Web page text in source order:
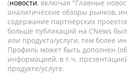
(новости, включая "Главные
аналитические обзоры рынков,
содержание партнёрских
больше публикаций на CNews
или продукта/услуги, тем более
Профиль может быть дополнен
информацией, в т.ч.
продукте/услуге.